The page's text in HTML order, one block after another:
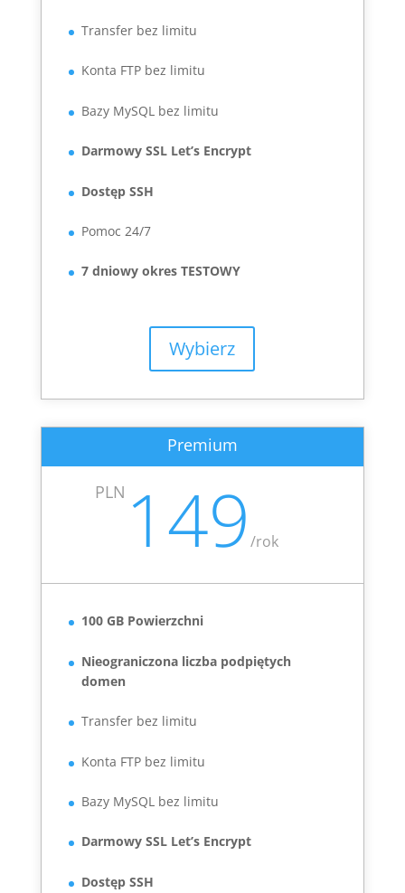
Transfer bez limitu
Konta FTP bez limitu
Bazy MySQL bez limitu
Darmowy SSL Let’s Encrypt
Dostęp SSH
Pomoc 24/7
7 dniowy okres TESTOWY
Wybierz
Premium
PLN 149/rok
100 GB Powierzchni
Nieograniczona liczba podpiętych
domen
Transfer bez limitu
Konta FTP bez limitu
Bazy MySQL bez limitu
Darmowy SSL Let’s Encrypt
Dostęp SSH